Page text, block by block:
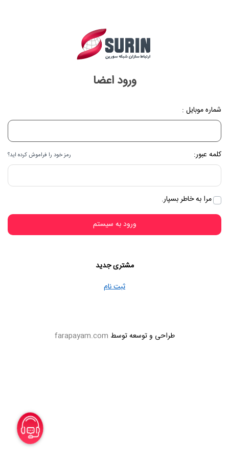
ورود اعضا
شماره موبایل :
کلمه عبور: رمز خود را فراموش کرده اید؟
مرا به خاطر بسپار.
ورود به سیستم
مشتری جدید
ثبت نام
طراحی و توسعه توسط farapayam.com